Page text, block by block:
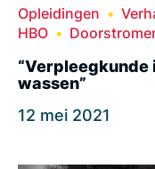
Opleidingen
HBO
“Verpleegkunde
wassen”
12 mei 2021